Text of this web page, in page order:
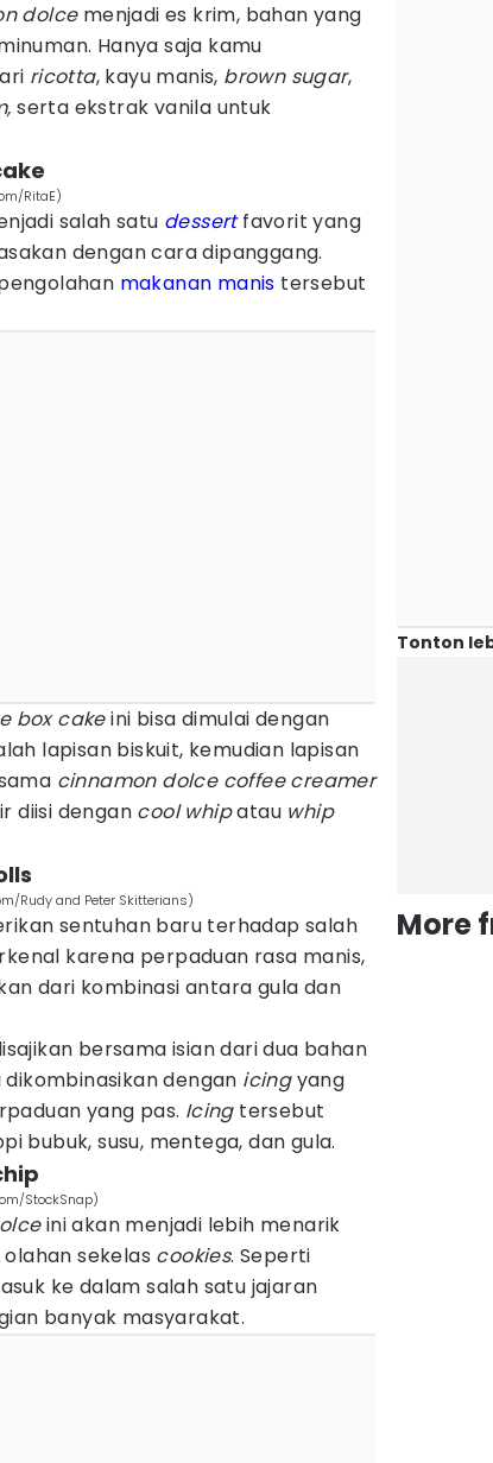
dolcemenjadi es krim, bahan yang
Hanya saja kamu
ricotta, kayu manis, brown sugar,
serta ekstrak vanila untuk
RitaE)
salah satu dessertfavorit yang
dengan cara dipanggang.
makanan manis tersebut
box cakeini bisa dimulai dengan
lapisan biskuit, kemudian lapisan
cinnamon dolce coffee creamer
diisi dengan cool whipatau whip
Rudy and Peter Skitterians)
sentuhan baru terhadap salah
karena perpaduan rasa manis,
dari kombinasi antara gula dan
bersama isian dari dua bahan
dengan icingyang
yang pas. Icingtersebut
bubuk, susu, mentega, dan gula.
StockSnap)
ini akan menjadi lebih menarik
sekelas cookies. Seperti
ke dalam salah satu jajaran
banyak masyarakat.
Tonton
More